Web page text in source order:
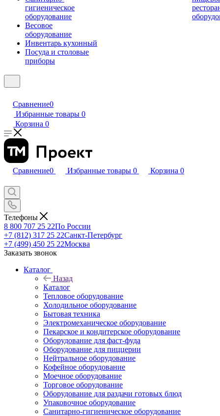
гигиеническое
оборудование
Весовое
оборудование
Инвентарь кухонный
Посуда и столовые
приборы
Сравнение0
Избранные товары 0
Корзина 0
Сравнение0 Избранные товары 0 Корзина 0
Телефоны
8 800 707 25 22По России
+7 (812) 317 25 22Санкт-Петербург
+7 (499) 450 25 22Москва
Заказать звонок
Каталог
Назад
Каталог
Тепловое оборудование
Холодильное оборудование
Бытовая техника
Электромеханическое оборудование
Пекарское и кондитерское оборудование
Оборудование для фаст-фуда
Оборудование для пиццерии
Нейтральное оборудование
Кофейное оборудование
Моечное оборудование
Торговое оборудование
Оборудование для раздачи готовых блюд
Упаковочное оборудование
Санитарно-гигиеническое оборудование